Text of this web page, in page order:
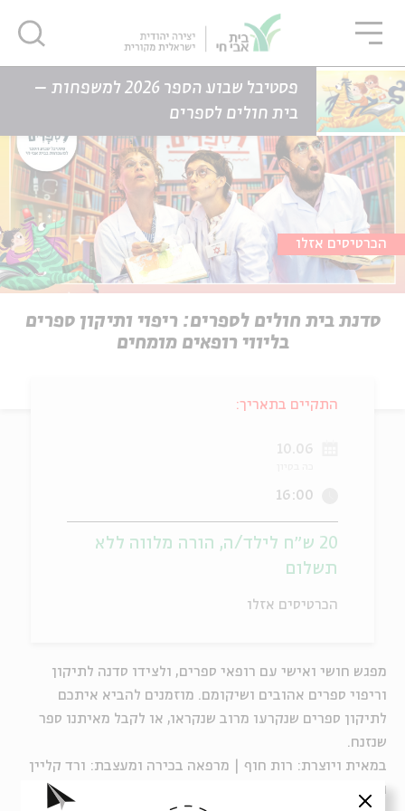
פסטיבל שבוע הספר 2026 למשפחות –
בית חולים לספרים
דף הבית
אירועים
סדנת בית חולים לספרים: ריפוי ותיקון ספרים בליווי רופאים מומחים
סדנת בית חולים לספרים: ריפוי ותיקון ספרים
בליווי רופאים מומחים
הכרטיסים אזלו
מפגש חושי ואישי עם רופאי ספרים, ולצידו סדנה לתיקון
וריפוי ספרים אהובים ושיקומם. מוזמנים להביא איתכם
לתיקון ספרים שנקרעו מרוב שנקראו, או לקבל מאיתנו ספר
שנזנח.
במאית ויוצרת: רות חוף | מרפאה בכירה ומעצבת: ורד קליין
גולדברג | שחקנים: דניאל עובדיה, נתנאל רפפורט ואורן הגני
התקיים בתאריך:
10.06
16:00
20 ש״ח לילד/ה, הורה מלווה ללא
תשלום
הכרטיסים אזלו
סגור
סגור